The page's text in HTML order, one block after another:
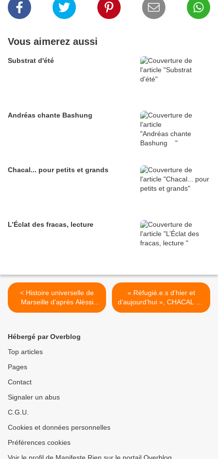
Vous aimerez aussi
Substrat d'été
Andréas chante Bashung
Chacal... pour petits et grands
L’Éclat des fracas, lecture
< Histoire universelle de
Marseille d'après Alèssi
Dell'Umbria (Agone)
« Réfugié.e.s d’hier et
d’aujourd’hui », CHACAL LA
FABLE DE L'EXIL... >
Hébergé par Overblog
Top articles
Pages
Contact
Signaler un abus
C.G.U.
Cookies et données personnelles
Préférences cookies